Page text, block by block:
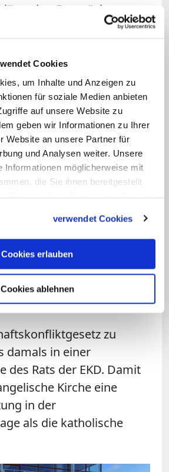
Cookies
um Inhalte und Anzeigen zu
für soziale Medien anbieten
auf unsere Website zu
geben wir Informationen zu Ihrer
Website an unsere Partner für
und Analysen weiter. Unsere
Informationen möglicherweise mit
die Sie ihnen bereitgestellt
verwendet Cookies
Cookies erlauben
Cookies ablehnen
klärendes Gespräch
Kirche in Deutschland
bedeckt. Ein Sprecher
mit, dass man
Vorschläge für
kommentiere. In der
Abtreibungsparagrafen
Die Kirche könne
auf Verlangen
bisher im
sondern in weiten
zu
damals in einer
des Rats der EKD. Damit
Kirche eine
in der
als die katholische